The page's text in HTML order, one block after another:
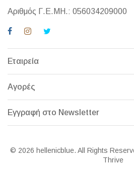
Αριθμός Γ.Ε.ΜΗ.: 056034209000
Εταιρεία
Αγορές
Εγγραφή στο Newsletter
© 2026 hellenicblue. All Rights
Thrive